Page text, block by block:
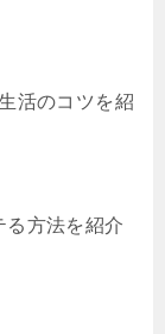
活のコツを紹
る方法を紹介